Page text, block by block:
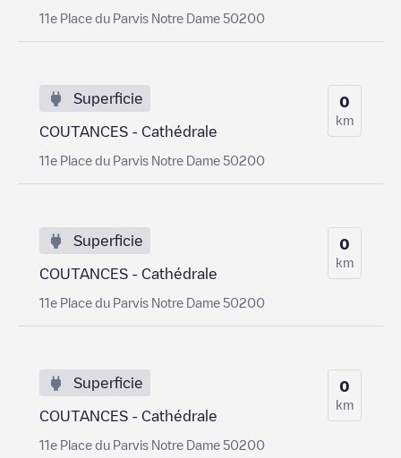
11e Place du Parvis Notre Dame 50200
Superficie
COUTANCES - Cathédrale
11e Place du Parvis Notre Dame 50200
0
km
Superficie
COUTANCES - Cathédrale
11e Place du Parvis Notre Dame 50200
0
km
Superficie
COUTANCES - Cathédrale
11e Place du Parvis Notre Dame 50200
0
km